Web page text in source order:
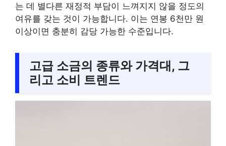
는 데 별다른 재정적 부담이 느껴지지 않을 정도의
여유를 갖는 것이 가능합니다. 이는 연봉 6천만 원
이상이면 충분히 감당 가능한 수준입니다.
고급 소금의 종류와 가격대, 그
리고 소비 트렌드